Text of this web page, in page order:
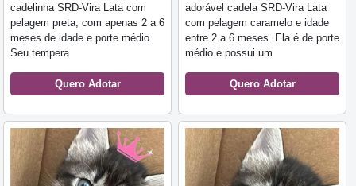
cadelinha SRD-Vira Lata com
pelagem preta, com apenas 2 a 6
meses de idade e porte médio.
Seu tempera
Quero Adotar
adorável cadela SRD-Vira Lata
com pelagem caramelo e idade
entre 2 a 6 meses. Ela é de porte
médio e possui um
Quero Adotar